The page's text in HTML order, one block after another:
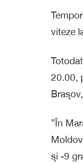
viteze
20.00,
”În
şi -9